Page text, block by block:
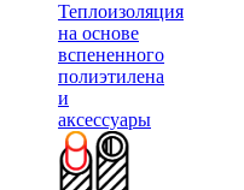
Теплоизоляция
на основе
вспененного
полиэтилена
и
аксессуары